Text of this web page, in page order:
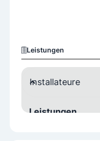
Leistungen
Installateure
Leistungen